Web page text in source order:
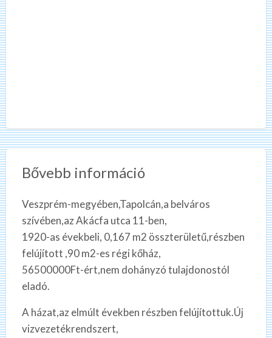
Bővebb információ
Veszprém-megyében,Tapolcán,a belváros
szívében,az Akácfa utca 11-ben,
1920-as évekbeli, 0,167 m2 összterületű,részben
felújított ,90 m2-es régi kőház,
56500000Ft-ért,nem dohányzó tulajdonostól
eladó.
A házat,az elmúlt években részben felújítottuk.Új
vizvezetékrendszert,